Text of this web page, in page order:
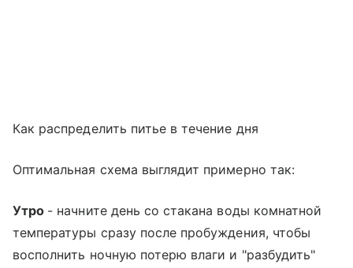
Как распределить питье в течение дня
Оптимальная схема выглядит примерно так:
Утро - начните день со стакана воды комнатной
температуры сразу после пробуждения, чтобы
восполнить ночную потерю влаги и "разбудить"